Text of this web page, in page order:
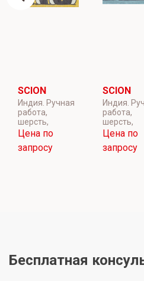
SCION
Индия. Ручная
работа,
шерсть,
Цена по
запросу
SCION
Индия.
работа,
шерсть,
Цена по
запросу
Бесплатная